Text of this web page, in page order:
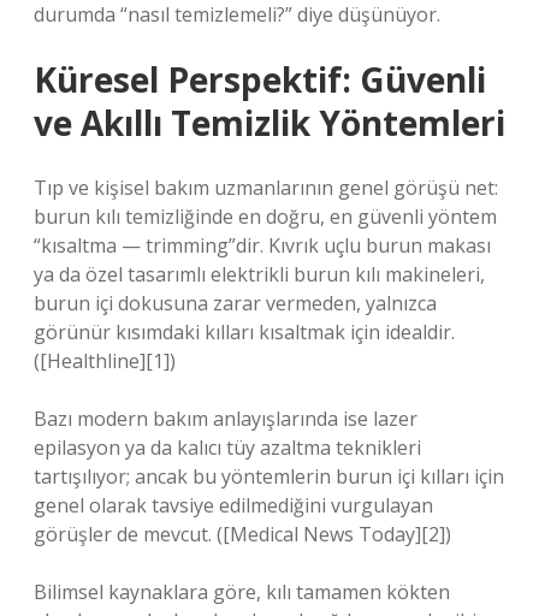
durumda “nasıl temizlemeli?” diye düşünüyor.
Küresel Perspektif: Güvenli
ve Akıllı Temizlik Yöntemleri
Tıp ve kişisel bakım uzmanlarının genel görüşü net:
burun kılı temizliğinde en doğru, en güvenli yöntem
“kısaltma — trimming”dir. Kıvrık uçlu burun makası
ya da özel tasarımlı elektrikli burun kılı makineleri,
burun içi dokusuna zarar vermeden, yalnızca
görünür kısımdaki kılları kısaltmak için idealdir.
([Healthline][1])
Bazı modern bakım anlayışlarında ise lazer
epilasyon ya da kalıcı tüy azaltma teknikleri
tartışılıyor; ancak bu yöntemlerin burun içi kılları için
genel olarak tavsiye edilmediğini vurgulayan
görüşler de mevcut. ([Medical News Today][2])
Bilimsel kaynaklara göre, kılı tamamen kökten